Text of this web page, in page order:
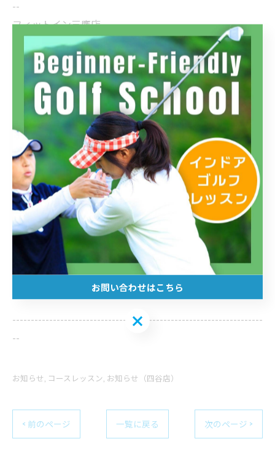
--
フィットイン三鷹店
住所 : 東京都武蔵野市中町１丁目６−５ ＹＮビルみたか７
電話番号 : 0422-37-2322
フィットイン高島平店
住所 : 東京都板橋区高島平８丁目１０−７ ソレイユ高島平
Ⅱ2F
電話番号 : 03-5399-7022
フィットイン四谷店
住所 : 東京都新宿区四谷２丁目１１ アシストビル3F
電話番号 : 03-5366-0022
三鷹でコースレッスンを実施
--------------------------------------------------------------------
--
お知らせ コースレッスン お知らせ（四谷店）
< 前のページ 一覧に戻る 次のページ >
お問い合わせはこちら
お問い合わせはこちら